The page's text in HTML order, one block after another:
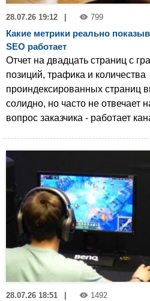
28.07.26 19:12 799
Какие метрики реально
SEO работает
Отчет на двадцать страниц с
позиций, трафика и количества
проиндексированных страниц
солидно, но часто не отвечает
вопрос заказчика - работает
28.07.26 18:51 1492